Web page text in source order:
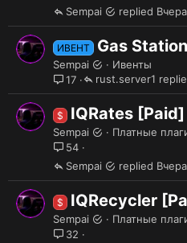
Sempai
ИВЕНТ Gas
Sempai
Ивенты
17
rust.server1
$ IQRates [Paid]
Sempai
Платные
54
Sempai
$ IQRecycler
Sempai
Платные
32